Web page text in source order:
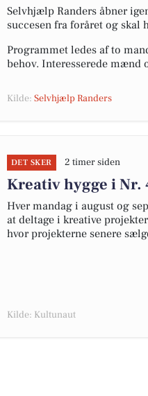
Selvhjælp Randers åbner
succesen fra foråret og skal
Programmet ledes af to
behov. Interesserede mænd
Kilde: Selvhjælp Randers
DET SKER 2 timer siden
Kreativ hygge i Nr.
Hver mandag i august og
at deltage i kreative
hvor projekterne senere
Kilde: Kultunaut